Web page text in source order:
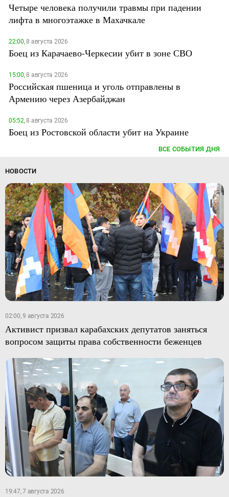
Четыре человека получили травмы при падении
лифта в многоэтажке в Махачкале
22:00,8 августа 2026
Боец из Карачаево-Черкесии убит в зоне СВО
15:00,8 августа 2026
Российская пшеница и уголь отправлены в
Армению через Азербайджан
05:52,8 августа 2026
Боец из Ростовской области убит на Украине
ВСЕ СОБЫТИЯ ДНЯ
НОВОСТИ
02:00, 9 августа 2026
Активист призвал карабахских депутатов заняться
вопросом защиты права собственности беженцев
19:47, 7 августа 2026